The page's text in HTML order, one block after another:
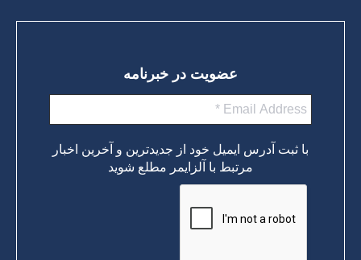
عضویت در خبرنامه
با ثبت آدرس ایمیل خود از جدیدترین و آخرین اخبار
مرتبط با آلزایمر مطلع شوید